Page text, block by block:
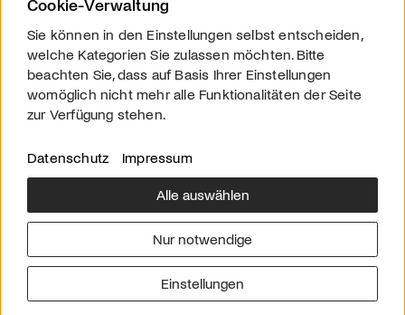
Über uns
Downloads
Werben
Impressum
Cookie-Verwaltung
Sie können in den Einstellungen selbst entscheiden,
welche Kategorien Sie zulassen möchten. Bitte
beachten Sie, dass auf Basis Ihrer Einstellungen
womöglich nicht mehr alle Funktionalitäten der Seite
zur Verfügung stehen.
Datenschutz Impressum
Alle auswählen
Nur notwendige
Einstellungen